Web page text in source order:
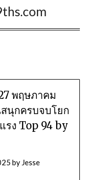
พฤษภาคม
นุกครบจบโยก
รง Top 94 by
by Jesse